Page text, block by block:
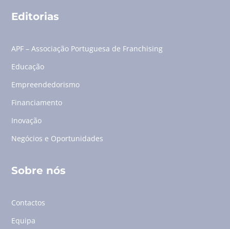
Editorias
APF – Associação Portuguesa de Franchising
Educação
Empreendedorismo
Financiamento
Inovação
Negócios e Oportunidades
Sobre nós
Contactos
Equipa